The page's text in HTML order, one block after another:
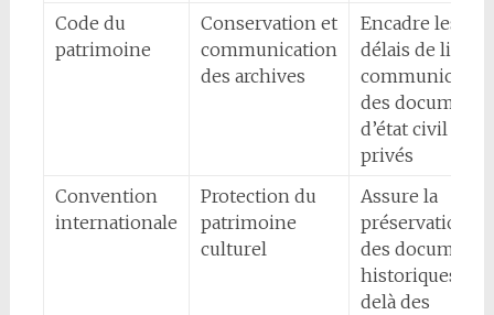
Code du
patrimoine
Conservation et
communication
des archives
Encadre les
délais de libre
des documents
d’état civil et
privés
Convention
internationale
Protection du
patrimoine
culturel
Assure la
préservation
des documents
historiques au-
delà des